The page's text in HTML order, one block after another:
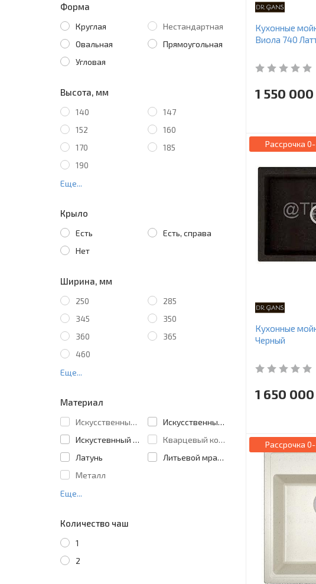
Форма
Круглая
Нестандартная
Овальная
Прямоугольная
Угловая
Высота, мм
140
147
152
160
170
185
190
Еще...
Крыло
Есть
Есть, справа
Нет
Ширина, мм
250
285
345
350
360
365
460
Еще...
Материал
Искусственный гранит
Искусственный камень
Искустевнный мрамор
Кварцевый композит
Латунь
Литьевой мрамор
Металл
Еще...
Количество чаш
1
2
Кухонные
Виола 740
1 550
Рассрочка
Кухонные
Черный
1 650
Рассрочка